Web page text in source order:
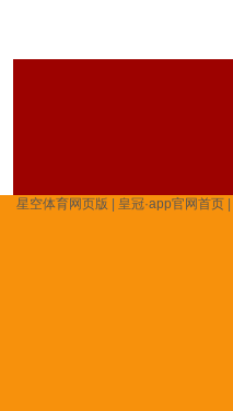
星空体育网页版 皇冠·app官网首页|